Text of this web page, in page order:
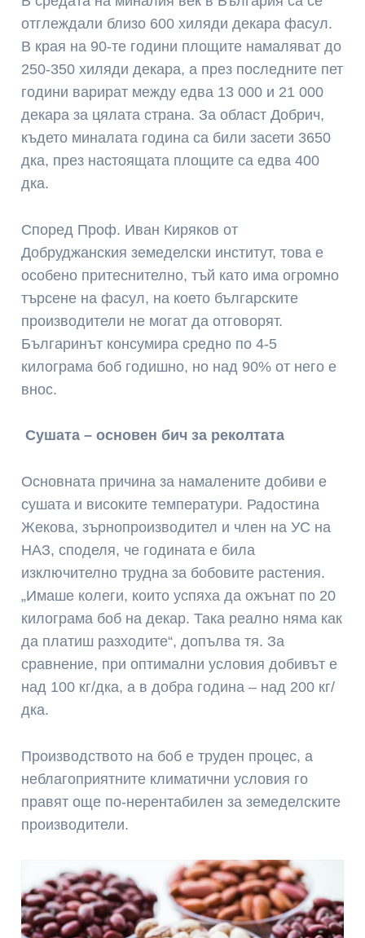
отглеждали близо 600 хиляди декара фасул.
В края на 90-те години площите намаляват до
250-350 хиляди декара, а през последните пет
години варират между едва 13 000 и 21 000
декара за цялата страна. За област Добрич,
където миналата година са били засети 3650
дка, през настоящата площите са едва 400
дка.
Според Проф. Иван Киряков от
Добруджанския земеделски институт, това е
особено притеснително, тъй като има огромно
търсене на фасул, на което българските
производители не могат да отговорят.
Българинът консумира средно по 4-5
килограма боб годишно, но над 90% от него е
внос.
Сушата – основен бич за реколтата
Основната причина за намалените добиви е
сушата и високите температури. Радостина
Жекова, зърнопроизводител и член на УС на
НАЗ, споделя, че годината е била
изключително трудна за бобовите растения.
„Имаше колеги, които успяха да ожънат по 20
килограма боб на декар. Така реално няма как
да платиш разходите“, допълва тя. За
сравнение, при оптимални условия добивът е
над 100 кг/дка, а в добра година – над 200 кг/
дка.
Производството на боб е труден процес, а
неблагоприятните климатични условия го
правят още по-нерентабилен за земеделските
производители.